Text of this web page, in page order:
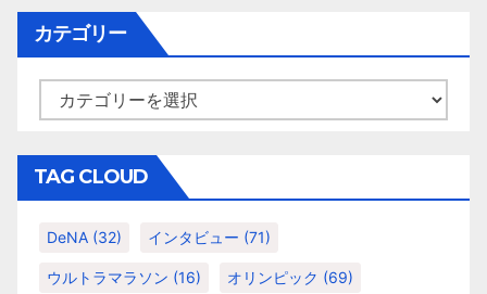
ー
シ
ョ
ン
イ
ブ
カテゴリー
テ
リ
ー
TAG CLOUD
DeNA (32) インタビュー (71)
ウルトラマラソン (16) オリンピック (69)